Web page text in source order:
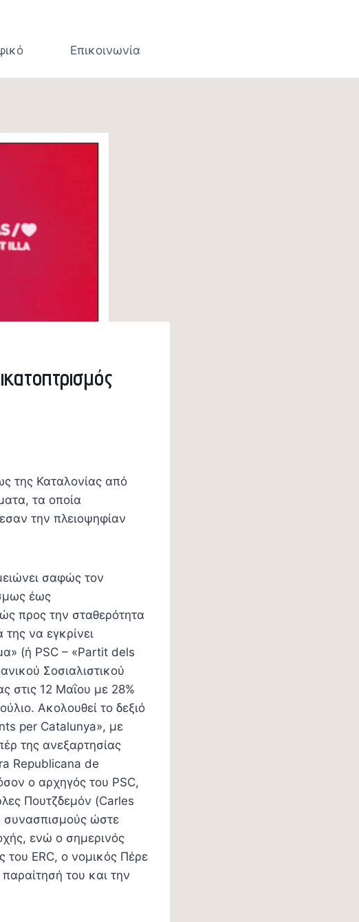
Επικοινωνία
της Καταλονίας από
τα οποία
την πλειοψηφίαν
σαφώς τον
έως
προς την σταθερότητα
να εγκρίνει
(ή PSC – «Partit dels
Σοσιαλιστικού
στις 12 Μαΐου με 28%
Ακολουθεί το δεξιό
per Catalunya», με
της ανεξαρτησίας
Republicana de
ο αρχηγός του PSC,
Πουτζδεμόν (Carles
συνασπισμούς ώστε
ενώ ο σημερινός
του ERC, o νομικός Πέρε
του και την